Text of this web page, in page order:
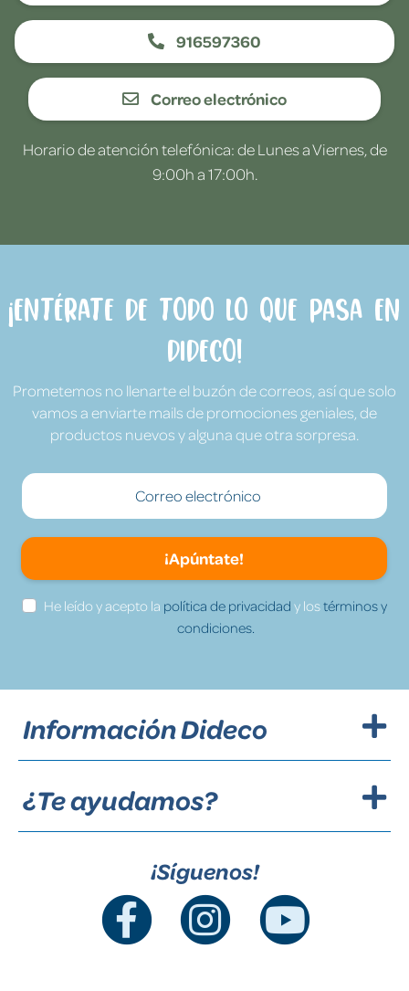
916597360
Correo electrónico
Horario de atención telefónica: de Lunes a Viernes, de
9:00h a 17:00h.
¡Entérate de todo lo que pasa en
Dideco!
Prometemos no llenarte el buzón de correos, así que solo
vamos a enviarte mails de promociones geniales, de
productos nuevos y alguna que otra sorpresa.
¡Apúntate!
He leído y acepto la política de privacidad y lostérminos y
condiciones.
Información Dideco
¿Te ayudamos?
¡Síguenos!